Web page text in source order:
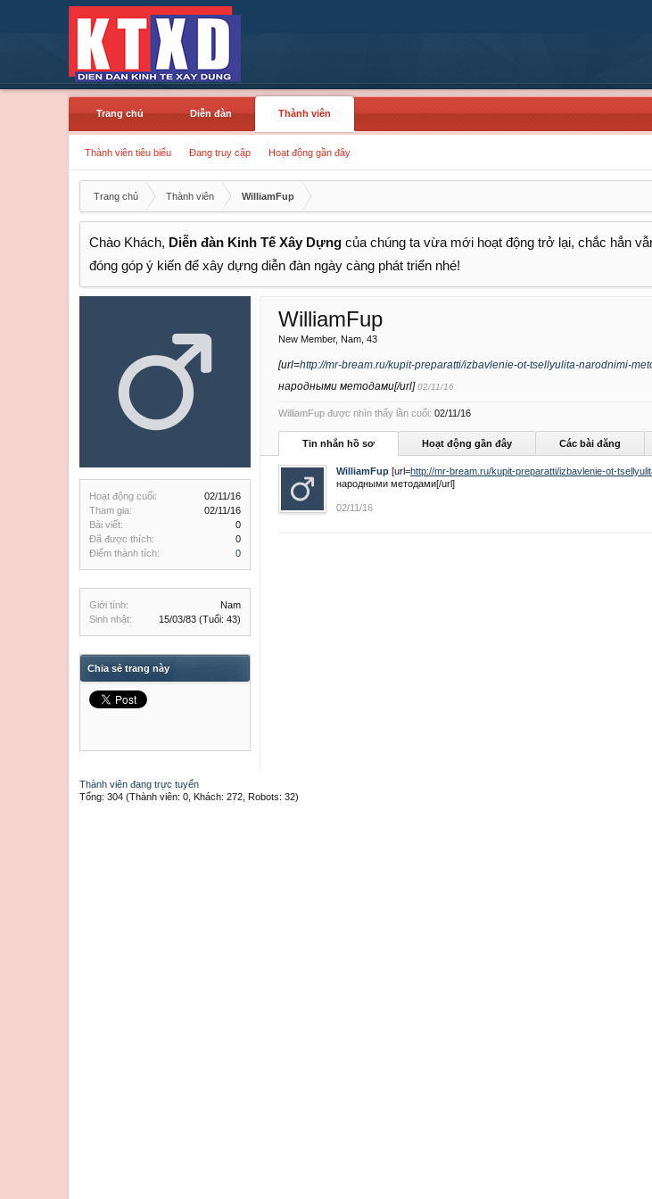
Trang chủ
Diễn đàn Thành viên
Thành viên tiêu biểu Đang truy cập Hoạt động gần đây
Trang chủ Thành viên WilliamFup
Chào Khách, Diễn đàn Kinh Tế Xây Dựng của chúng ta vừa mới hoạt động trở lại, chắc hẳn
đóng góp ý kiến để xây dựng diễn đàn ngày càng phát triển nhé!
Hoạt động cuối:
02/11/16
Tham gia:
02/11/16
Bài viết:
0
Đã được thích:
0
Điểm thành tích:
0
Giới tính:
Nam
Sinh nhật:
15/03/83 (Tuổi: 43)
Chia sẻ trang này
WilliamFup
New Member, Nam, 43
[url=http://mr-bream.ru/kupit-preparatti/izbavlenie-ot-tsellyulita-narodnimi-
народными методами[/url]02/11/16
WilliamFup được nhìn thấy lần cuối: 02/11/16
Tin nhắn hồ sơ Hoạt động gần đây Các bài đăng
WilliamFup [url=http://mr-bream.ru/kupit-preparatti/izbavlenie-ot-
народными методами[/url]
02/11/16
Thành viên đang trực tuyến
Tổng: 304 (Thành viên: 0, Khách: 272, Robots: 32)